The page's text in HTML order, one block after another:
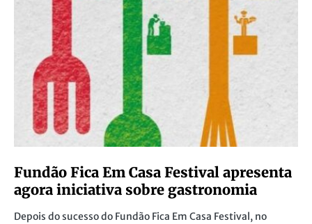
Fundão Fica Em Casa Festival apresenta
agora iniciativa sobre gastronomia
Depois do sucesso do Fundão Fica Em Casa Festival, no